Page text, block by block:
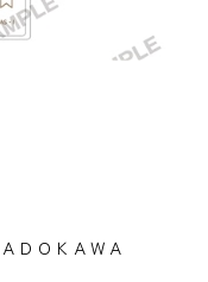
ＤＯＫＡＷＡ